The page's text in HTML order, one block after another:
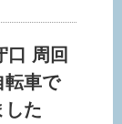
口 周回
転車で
した